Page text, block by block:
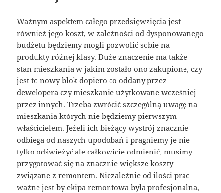
Ważnym aspektem całego przedsięwzięcia jest
również jego koszt, w zależności od dysponowanego
budżetu będziemy mogli pozwolić sobie na
produkty różnej klasy. Duże znaczenie ma także
stan mieszkania w jakim zostało ono zakupione, czy
jest to nowy blok dopiero co oddany przez
dewelopera czy mieszkanie użytkowane wcześniej
przez innych. Trzeba zwrócić szczególną uwagę na
mieszkania których nie będziemy pierwszym
właścicielem. Jeżeli ich bieżący wystrój znacznie
odbiega od naszych upodobań i pragniemy je nie
tylko odświeżyć ale całkowicie odmienić, musimy
przygotować się na znacznie większe koszty
związane z remontem. Niezależnie od ilości prac
ważne jest by ekipa remontowa była profesjonalna,